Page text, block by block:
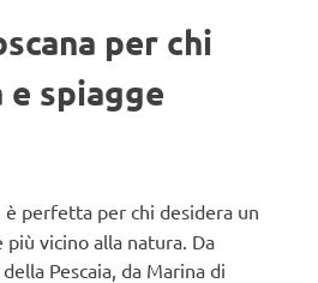
per chi
e spiagge
è perfetta per chi desidera un
vicino alla natura. Da
Pescaia, da Marina di